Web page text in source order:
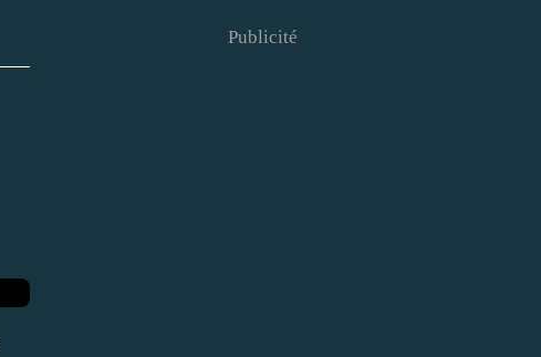
Publicité